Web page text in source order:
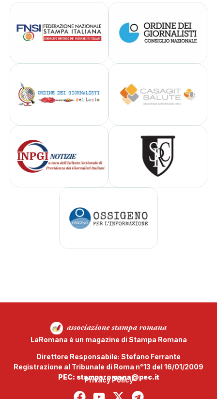
LaRomana è un magazine di Stampa Romana
Direttore Responsabile: Stefano Ferrante
Registrazione al Tribunale di Roma n°13 del 16/01/2009
PEC: stamparomana@pec.it
Privacy Policy